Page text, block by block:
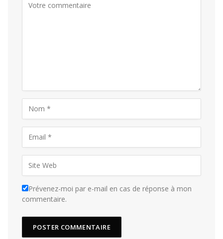
Prévenez-moi par e-mail en cas de réponse à mon
commentaire.